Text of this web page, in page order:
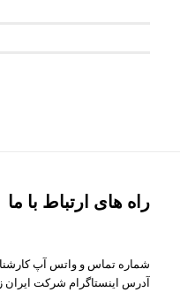
راه های ارتباط با ما
شماره تماس و واتس آپ
آدرس اینستاگرام شرکت ایران